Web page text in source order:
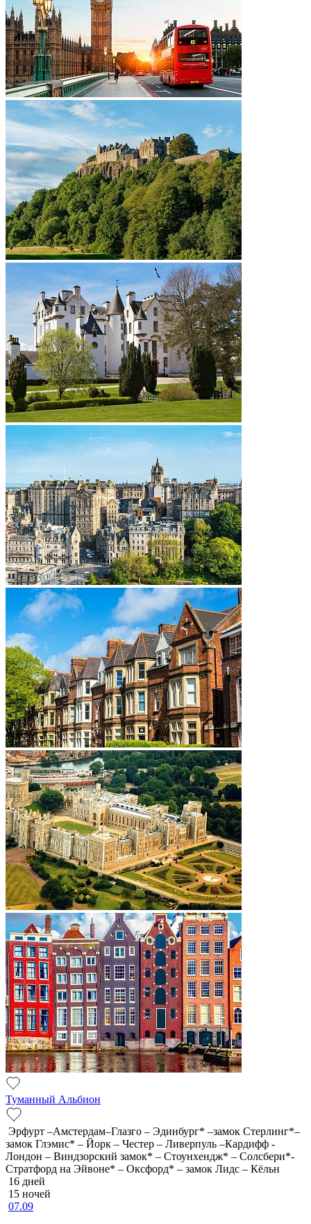
Туманный Альбион
Эрфурт –Амстердам–Глазго – Эдинбург* –замок Стерлинг*–
замок Глэмис* – Йорк – Честер – Ливерпуль –Кардифф -
Лондон – Виндзорский замок* – Стоунхендж* – Солсбери*-
Стратфорд на Эйвоне* – Оксфорд* – замок Лидс – Кёльн
16 дней
15 ночей
07.09